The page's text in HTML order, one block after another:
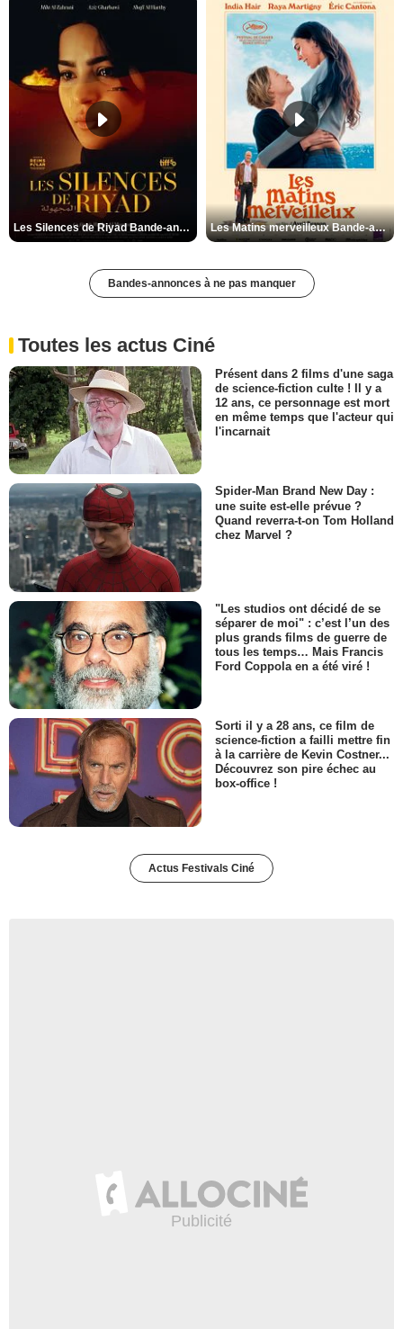
Les Silences de Riyad Bande-annonce VO STFR Les Matins merveilleux Bande-annonce VF
Bandes-annonces à ne pas manquer
Toutes les actus Ciné
Présent dans 2 films d'une saga
de science-fiction culte ! Il y a
12 ans, ce personnage est mort
en même temps que l'acteur qui
l'incarnait
Spider-Man Brand New Day :
une suite est-elle prévue ?
Quand reverra-t-on Tom Holland
chez Marvel ?
"Les studios ont décidé de se
séparer de moi" : c’est l’un des
plus grands films de guerre de
tous les temps… Mais Francis
Ford Coppola en a été viré !
Sorti il y a 28 ans, ce film de
science-fiction a failli mettre fin
à la carrière de Kevin Costner...
Découvrez son pire échec au
box-office !
Actus Festivals Ciné